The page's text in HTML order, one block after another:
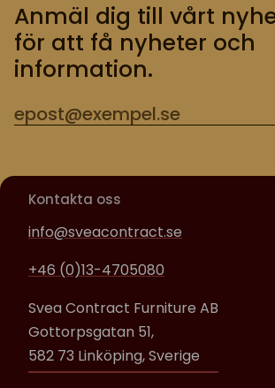
Anmäl dig till vårt
för att få nyheter och
information.
Kontakta oss
info@sveacontract.se
+46 (0)13-4705080
Svea Contract Furniture AB
Gottorpsgatan 51,
582 73 Linköping, Sverige